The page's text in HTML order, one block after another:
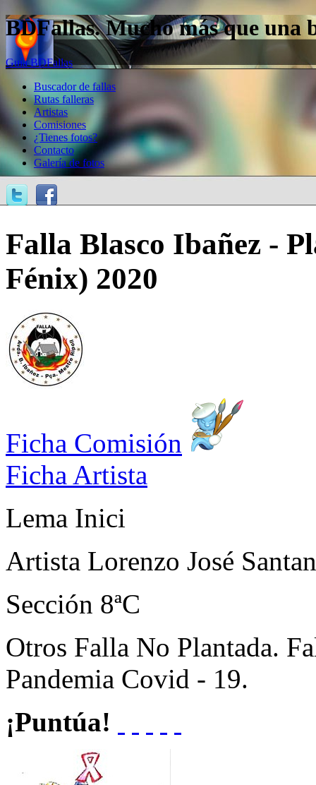
BDFallas. Mucho más que una
Guía BDFallas
Buscador de fallas
Rutas falleras
Artistas
Comisiones
¿Tienes fotos?
Contacto
Galería de fotos
Falla Blasco Ibañez -
Fénix) 2020
Ficha Comisión
Ficha Artista
Lema Inici
Artista Lorenzo José
Sección 8ªC
Otros Falla No Plantada.
Pandemia Covid - 19.
¡Puntúa!